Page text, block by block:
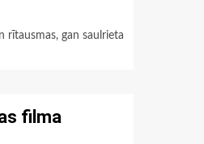
rītausmas, gan saulrieta
filma